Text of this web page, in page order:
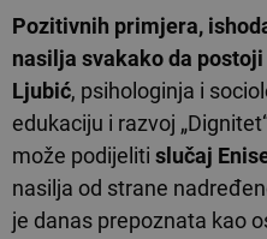
Pozitivnih primjera,
nasilja svakako da postoji
Ljubić, psihologinja i
edukaciju i razvoj
može podijeliti slučaj
nasilja od strane
je danas prepoznata kao